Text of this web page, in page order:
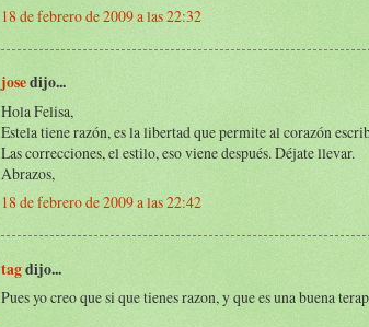
18 de febrero de 2009 a las 22:32
josedijo...
Hola Felisa,
Estela tiene razón, es la libertad que permite al corazón
Las correcciones, el estilo, eso viene después. Déjate llevar.
Abrazos,
18 de febrero de 2009 a las 22:42
tagdijo...
Pues yo creo que si que tienes razon, y que es una buena